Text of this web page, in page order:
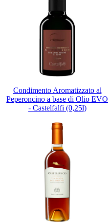
Condimento Aromatizzato al
Peperoncino a base di Olio EVO
- Castelfalfi (0,25l)